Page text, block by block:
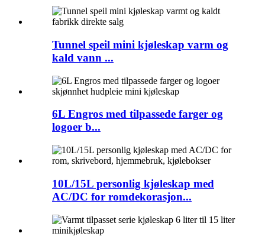
Tunnel speil mini kjøleskap varm og
kald vann ...
6L Engros med tilpassede farger og
logoer b...
10L/15L personlig kjøleskap med
AC/DC for romdekorasjon...